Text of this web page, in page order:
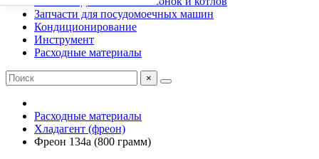
Запчасти для посудомоечных машин
Кондиционирование
Инструмент
Расходные материалы
×
Расходные материалы
Хладагент (фреон)
Фреон 134а (800 грамм)